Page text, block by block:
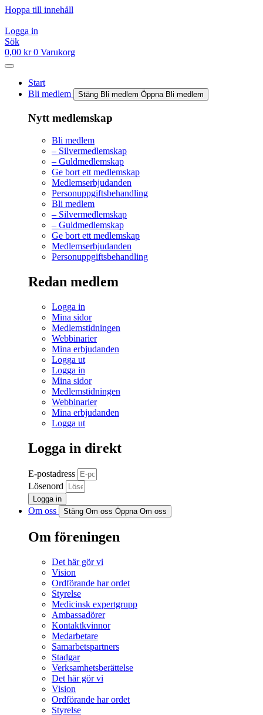
Hoppa till innehåll
Logga in
Sök
0,00 kr 0 Varukorg
Start
Bli medlem
Stäng Bli medlem Öppna Bli medlem
Nytt medlemskap
Bli medlem
– Silvermedlemskap
– Guldmedlemskap
Ge bort ett medlemskap
Medlemserbjudanden
Personuppgiftsbehandling
Bli medlem
– Silvermedlemskap
– Guldmedlemskap
Ge bort ett medlemskap
Medlemserbjudanden
Personuppgiftsbehandling
Redan medlem
Logga in
Mina sidor
Medlemstidningen
Webbinarier
Mina erbjudanden
Logga ut
Logga in
Mina sidor
Medlemstidningen
Webbinarier
Mina erbjudanden
Logga ut
Logga in direkt
E-postadress
Lösenord
Logga in
Om oss Stäng Om oss Öppna Om oss
Om föreningen
Det här gör vi
Vision
Ordförande har ordet
Styrelse
Medicinsk expertgrupp
Ambassadörer
Kontaktkvinnor
Medarbetare
Samarbetspartners
Stadgar
Verksamhetsberättelse
Det här gör vi
Vision
Ordförande har ordet
Styrelse